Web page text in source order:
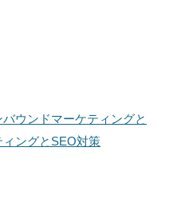
バウンドマーケティングと
ングとSEO対策